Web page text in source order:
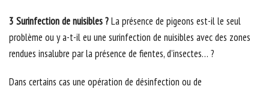
3 Surinfection de nuisibles ?La présence de pigeons est-il le seul
problème ou y a-t-il eu une surinfection de nuisibles avec des zones
rendues insalubre par la présence de fientes, d’insectes… ?
Dans certains cas une opération de désinfection ou de